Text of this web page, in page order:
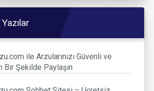
ile Arzularınızı Güvenli ve
Bir Şekilde Paylaşın